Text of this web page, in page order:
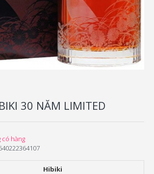
30 NĂM LIMITED
Hibiki
có hàng